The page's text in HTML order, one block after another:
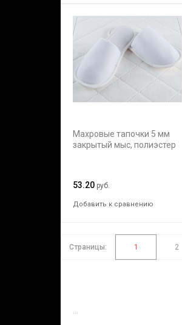
Махровые тапочки 5 мм
закрытый мыс, полиэстер
53.20 руб.
Добавить к сравнению
Страницы: 1 2
...